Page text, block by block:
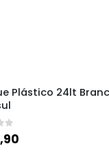
Plástico 24lt